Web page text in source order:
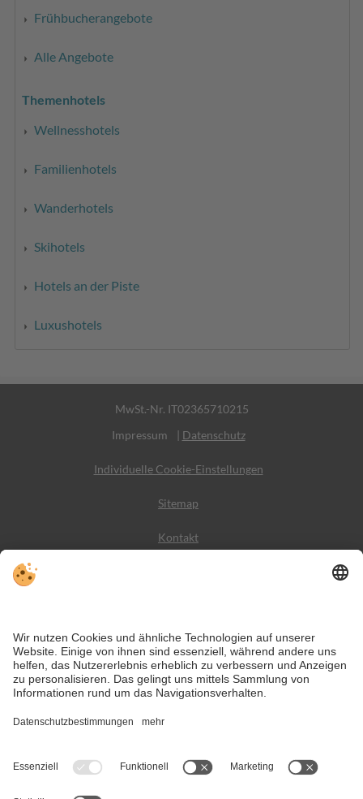
Frühbucherangebote
Alle Angebote
Themenhotels
Wellnesshotels
Familienhotels
Wanderhotels
Skihotels
Hotels an der Piste
Luxushotels
MwSt.-Nr. IT02365710215
Impressum
| Datenschutz
Individuelle Cookie-Einstellungen
Sitemap
Kontakt
VIVODolomiti ist das Reiseportal für unvergesslichen
Bergurlaub – mit Unterkünften und Angeboten in den
Dolomiten, im UNESCO Weltnaturerbe.
Trotz genauer Arbeit und ständigem Aktualisieren der Inhalte, können Fehler
auftreten. Wir übernehmen keine Gewähr für die Richtigkeit und
Vollständigkeit aller Informationen.